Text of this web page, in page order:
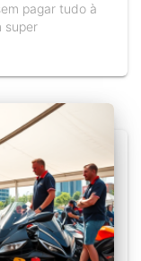
pagar tudo à
super